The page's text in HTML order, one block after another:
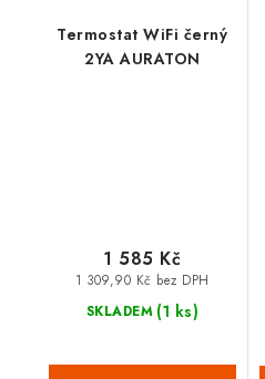
Termostat WiFi černý
2YA AURATON
SKLADEM (1 ks)
1 309,90 Kč bez DPH
1 585 Kč